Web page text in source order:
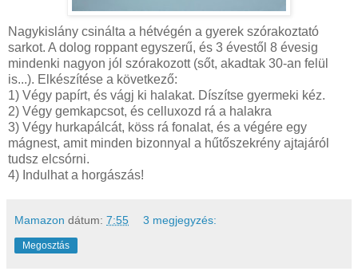
Nagykislány csinálta a hétvégén a gyerek szórakoztató
sarkot. A dolog roppant egyszerű, és 3 évestől 8 évesig
mindenki nagyon jól szórakozott (sőt, akadtak 30-an felül
is...). Elkészítése a következő:
1) Végy papírt, és vágj ki halakat. Díszítse gyermeki kéz.
2) Végy gemkapcsot, és celluxozd rá a halakra
3) Végy hurkapálcát, köss rá fonalat, és a végére egy
mágnest, amit minden bizonnyal a hűtőszekrény ajtajáról
tudsz elcsórni.
4) Indulhat a horgászás!
Mamazon dátum: 7:55 3 megjegyzés:
Megosztás